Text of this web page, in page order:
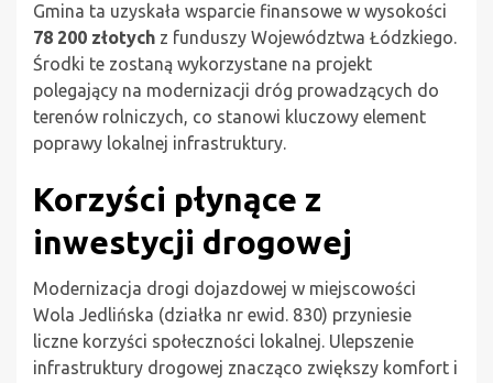
Gmina ta uzyskała wsparcie finansowe w wysokości
78 200 złotych z funduszy Województwa Łódzkiego.
Środki te zostaną wykorzystane na projekt
polegający na modernizacji dróg prowadzących do
terenów rolniczych, co stanowi kluczowy element
poprawy lokalnej infrastruktury.
Korzyści płynące z
inwestycji drogowej
Modernizacja drogi dojazdowej w miejscowości
Wola Jedlińska (działka nr ewid. 830) przyniesie
liczne korzyści społeczności lokalnej. Ulepszenie
infrastruktury drogowej znacząco zwiększy komfort i